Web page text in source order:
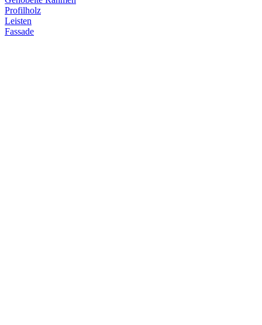
Profilholz
Leisten
Fassade